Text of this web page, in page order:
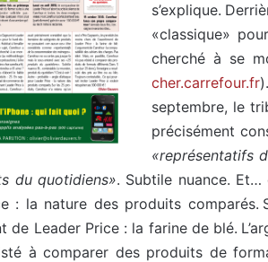
s’explique.
«classique»
cherché à se
cher.carrefour.fr
septembre, le
précisément
«représentatifs
du quotidiens». Subtile nuance. Et…
: la nature des produits comparés.
de Leader Price : la farine de blé.
à comparer des produits de